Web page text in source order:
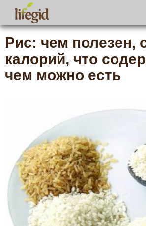
Рис: чем полезен,
калорий, что
чем можно есть